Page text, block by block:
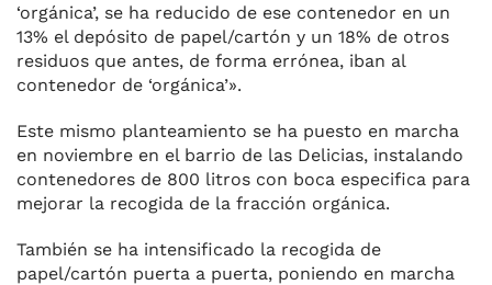
‘orgáni­ca’, se ha reducido de ese conte­nedor en un
13% el depósito de papel/cartón y un 18% de otros
residuos que antes, de forma erró­nea, iban al
contenedor de ‘orgá­nica’».
Este mismo planteamiento se ha puesto en marcha
en noviembre en el barrio de las Delicias, insta­lando
contenedores de 800 litros con boca especifica para
mejorar la recogida de la fracción orgáni­ca.
También se ha intensificado la recogida de
papel/cartón puerta a puerta, poniendo en marcha